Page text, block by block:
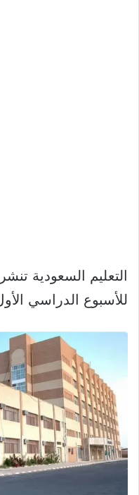
التعليم السعودية
للأسبوع الدراسي